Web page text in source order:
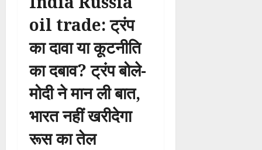
oil trade: ट्रंप
का दावा या कूटनीति
का दबाव? ट्रंप बोले-
मोदी ने मान ली बात,
भारत नहीं खरीदेगा
रूस का तेल